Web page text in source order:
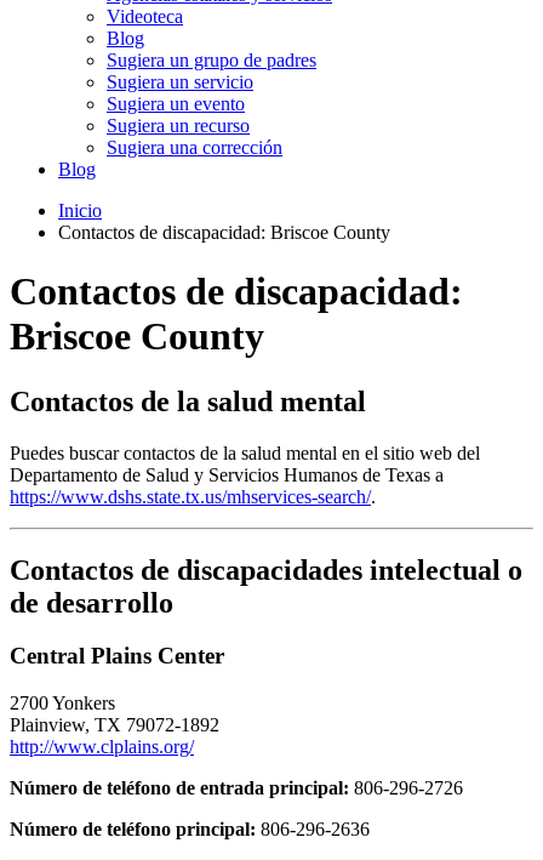
Videoteca
Blog
Sugiera un grupo de padres
Sugiera un servicio
Sugiera un evento
Sugiera un recurso
Sugiera una corrección
Blog
Inicio
Contactos de discapacidad: Briscoe County
Contactos de discapacidad:
Briscoe County
Contactos de la salud mental
Puedes buscar contactos de la salud mental en el sitio web del
Departamento de Salud y Servicios Humanos de Texas a
https://www.dshs.state.tx.us/mhservices-search/.
Contactos de discapacidades intelectual o
de desarrollo
Central Plains Center
2700 Yonkers
Plainview, TX 79072-1892
http://www.clplains.org/
Número de teléfono de entrada principal: 806-296-2726
Número de teléfono principal: 806-296-2636